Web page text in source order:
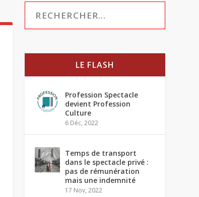
LE FLASH
Profession Spectacle
devient Profession
Culture
6 Déc, 2022
Temps de transport
dans le spectacle privé :
pas de rémunération
mais une indemnité
17 Nov, 2022